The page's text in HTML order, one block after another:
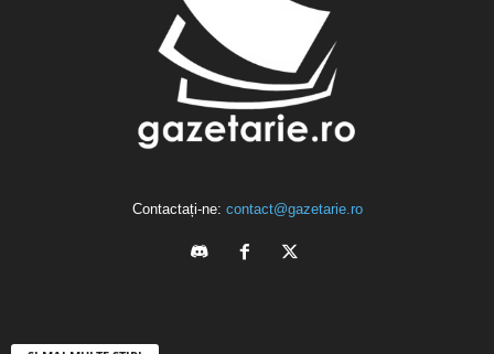
Contactați-ne: contact@gazetarie.ro